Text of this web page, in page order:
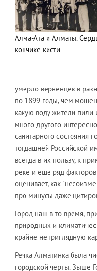
Алма-Ата и Алматы.
кончике кисти
умерло верненцев в
по 1899 годы, чем
какую воду жители пили
много другого
санитарного состояния
тогдашней Российской
всегда в их пользу, к
реке и еще ряд
оценивает, как
про минусы даже
Город наш в то время,
природных и
крайне неприглядную
Речка Алматинка была
городской черты. Выше